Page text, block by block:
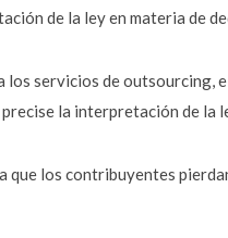
de la ley en materia de
servicios de outsourcing,
la interpretación de la
los contribuyentes